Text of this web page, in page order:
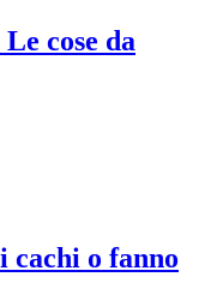
cose da
cachi o fanno